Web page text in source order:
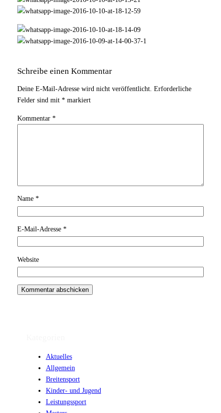
Schreibe einen Kommentar
Deine E-Mail-Adresse wird nicht veröffentlicht. Erforderliche
Felder sind mit *markiert
Kommentar *
Name *
E-Mail-Adresse *
Website
Aktuelles
Allgemein
Breitensport
Kinder- und Jugend
Leistungssport